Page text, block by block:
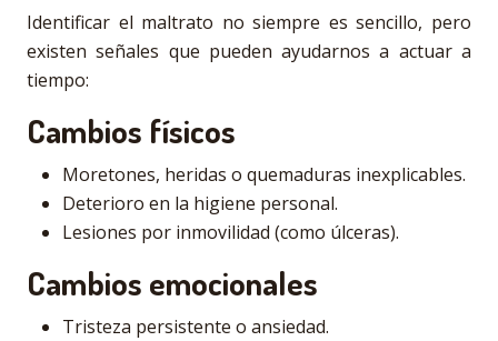
Identificar el maltrato no siempre es sencillo, pero
existen señales que pueden ayudarnos a actuar a
tiempo:
Cambios físicos
Moretones, heridas o quemaduras inexplicables.
Deterioro en la higiene personal.
Lesiones por inmovilidad (como úlceras).
Cambios emocionales
Tristeza persistente o ansiedad.